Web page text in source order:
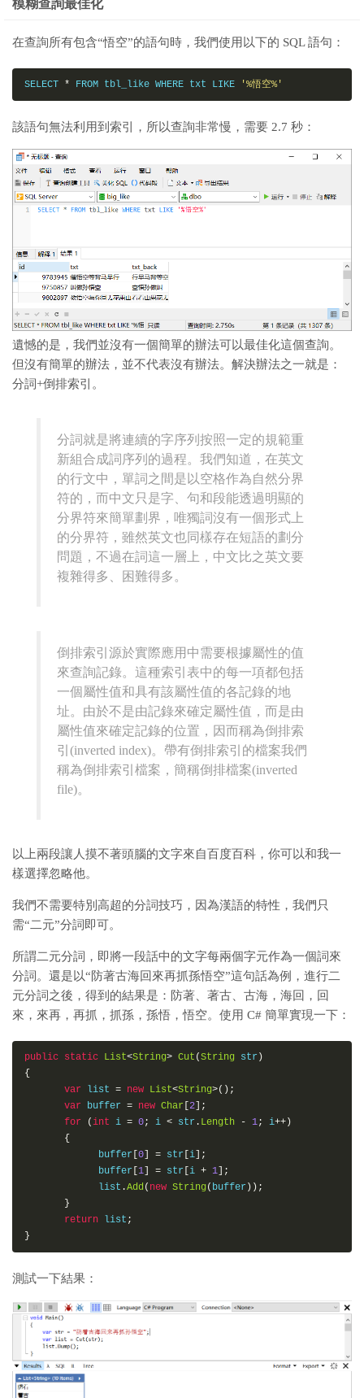
模糊查詢最佳化
在查詢所有包含“悟空”的語句時，我們使用以下的 SQL 語句：
SELECT * FROM tbl_like WHERE txt LIKE '%悟空%'
該語句無法利用到索引，所以查詢非常慢，需要 2.7 秒：
遺憾的是，我們並沒有一個簡單的辦法可以最佳化這個查詢。
但沒有簡單的辦法，並不代表沒有辦法。解決辦法之一就是：
分詞+倒排索引。
分詞就是將連續的字序列按照一定的規範重
新組合成詞序列的過程。我們知道，在英文
的行文中，單詞之間是以空格作為自然分界
符的，而中文只是字、句和段能透過明顯的
分界符來簡單劃界，唯獨詞沒有一個形式上
的分界符，雖然英文也同樣存在短語的劃分
問題，不過在詞這一層上，中文比之英文要
複雜得多、困難得多。
倒排索引源於實際應用中需要根據屬性的值
來查詢記錄。這種索引表中的每一項都包括
一個屬性值和具有該屬性值的各記錄的地
址。由於不是由記錄來確定屬性值，而是由
屬性值來確定記錄的位置，因而稱為倒排索
引(inverted index)。帶有倒排索引的檔案我們
稱為倒排索引檔案，簡稱倒排檔案(inverted
file)。
以上兩段讓人摸不著頭腦的文字來自百度百科，你可以和我一
樣選擇忽略他。
我們不需要特別高超的分詞技巧，因為漢語的特性，我們只
需“二元”分詞即可。
所謂二元分詞，即將一段話中的文字每兩個字元作為一個詞來
分詞。還是以“防著古海回來再抓孫悟空”這句話為例，進行二
元分詞之後，得到的結果是：防著、著古、古海，海回，回
來，來再，再抓，抓孫，孫悟，悟空。使用 C# 簡單實現一下：
public static List<String> Cut (String str )
{
var list = new List<String>();
var buffer = new Char 2 ];
for
(int i = 0; i < str . Length - 1; i++)
{
             buffer
0 = str i ];
             buffer
1 = str i + 1 ];
             list
.Add ( new String( buffer ));
}
return list ;
}
測試一下結果：